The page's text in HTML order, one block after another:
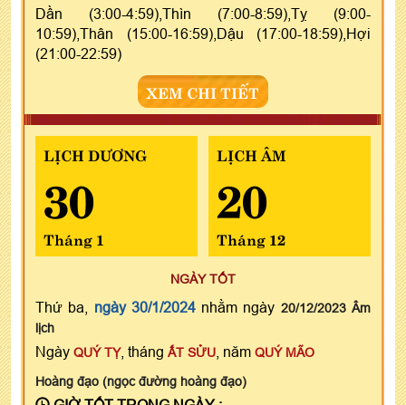
Dần (3:00-4:59),Thìn (7:00-8:59),Tỵ (9:00-
10:59),Thân (15:00-16:59),Dậu (17:00-18:59),Hợi
(21:00-22:59)
XEM CHI TIẾT
LỊCH DƯƠNG
30
Tháng 1
LỊCH ÂM
20
Tháng 12
NGÀY TỐT
Thứ ba, ngày 30/1/2024nhằm ngày 20/12/2023 Âm
lịch
Ngày QUÝ TỴ, tháng ẤT SỬU , năm QUÝ MÃO
Hoàng đạo (ngọc đường hoàng đạo)